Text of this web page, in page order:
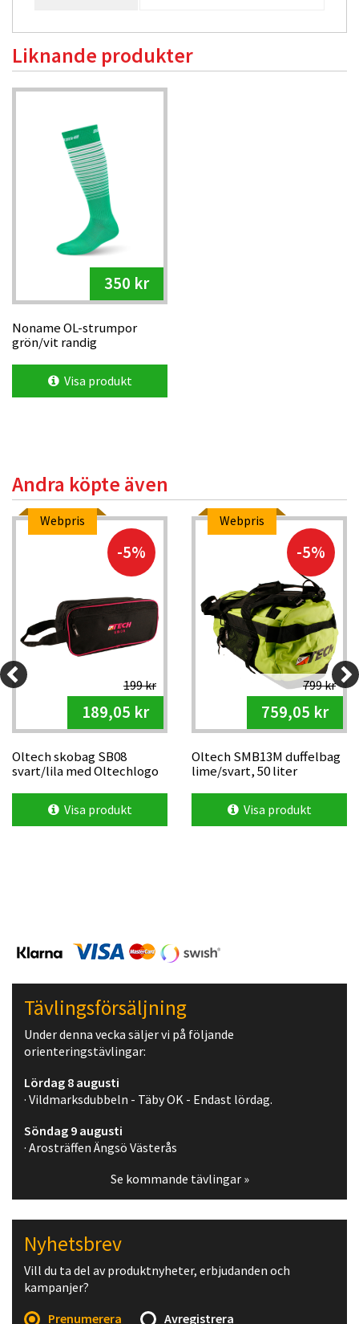
Liknande produkter
350 kr
Noname OL-strumpor
grön/vit randig
Visa produkt
Andra köpte även
Webpris
-5%
199 kr
189,05 kr
Oltech skobag SB08
svart/lila med Oltechlogo
Visa produkt
Webpris
-5%
799 kr
759,05 kr
Oltech SMB13M duffelbag
lime/svart, 50 liter
Visa produkt
Tävlingsförsäljning
Under denna vecka säljer vi på följande
orienteringstävlingar:
Lördag 8 augusti
· Vildmarksdubbeln - Täby OK - Endast lördag.
Söndag 9 augusti
· Arosträffen Ängsö Västerås
Se kommande tävlingar »
Nyhetsbrev
Vill du ta del av produktnyheter, erbjudanden och
kampanjer?
Prenumerera
Avregistrera